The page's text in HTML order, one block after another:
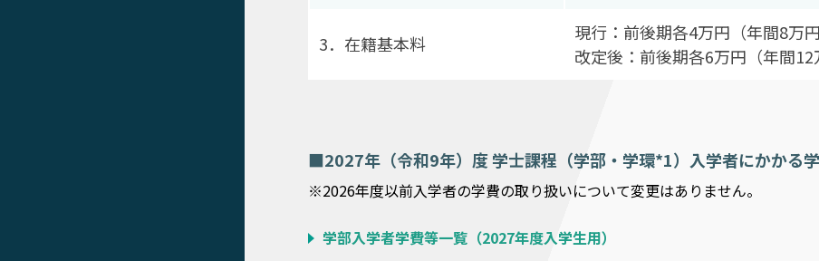
3．在籍基本料
現行：前後期各4万円（年間8万円
改定後：前後期各6万円（年間12
■2027年（令和9年）度 学士課程（学部・学環*1）入学者にかかる
※2026年度以前入学者の学費の取り扱いについて変更はありません。
学部入学者学費等一覧（2027年度入学生用）